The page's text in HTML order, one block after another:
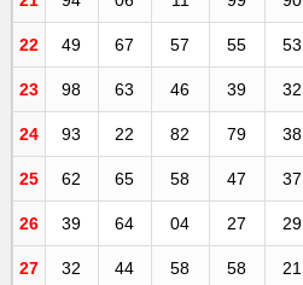
22 49 67 57 55 53
23 98 63 46 39 32
24 93 22 82 79 38
25 62 65 58 47 37
26 39 64 04 27 29
27 32 44 58 58 21